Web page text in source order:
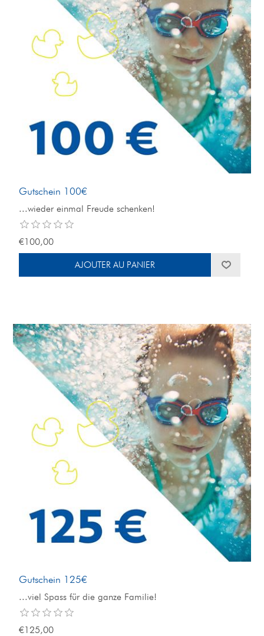
Gutschein 100€
...wieder einmal Freude schenken!
€100,00
Gutschein 125€
...viel Spass für die ganze Familie!
€125,00